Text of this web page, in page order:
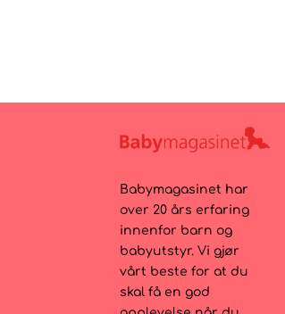
Babymagasinet har
over 20 års erfaring
innenfor barn og
babyutstyr. Vi gjør
vårt beste for at du
skal få en god